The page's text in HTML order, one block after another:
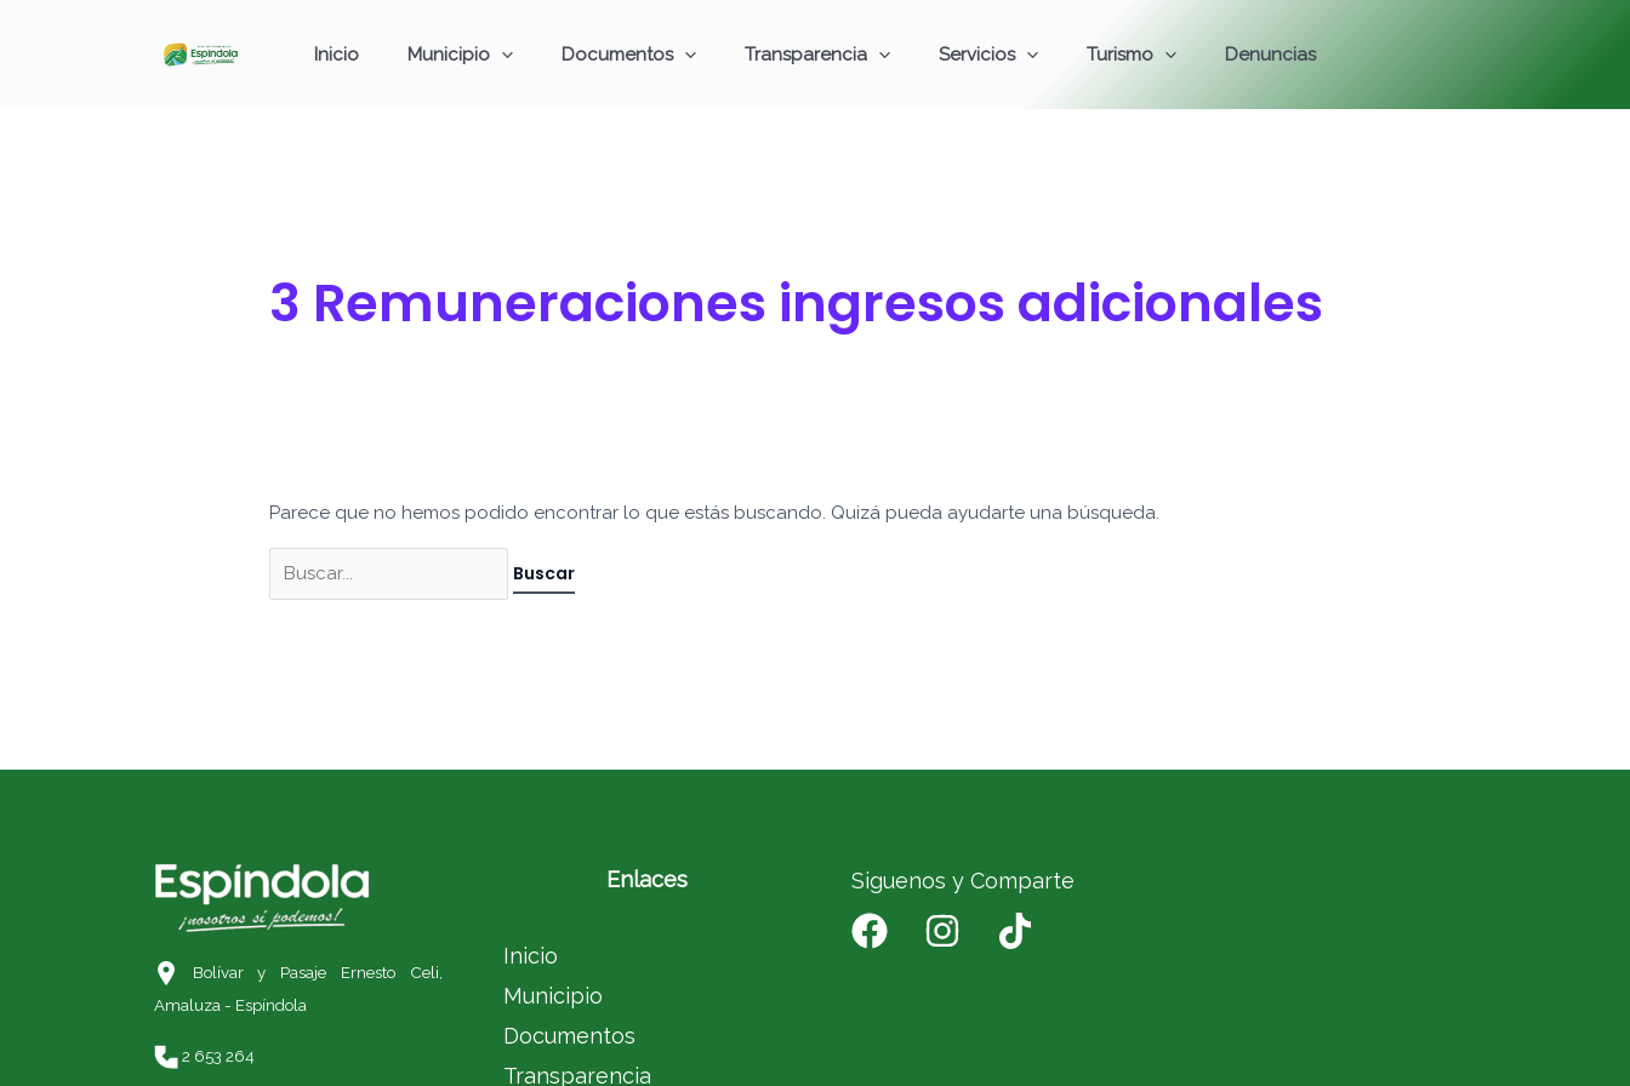
Inicio Municipio Documentos Transparencia Servicios Turismo Denuncias
3 Remuneraciones ingresos adicionales
Parece que no hemos podido encontrar lo que estás buscando. Quizá pueda ayudarte una búsqueda.
Bolívar y Pasaje Ernesto Celi,
Amaluza - Espíndola
2 653 264
Enlaces
Inicio
Municipio
Documentos
Transparencia
Siguenos y Comparte